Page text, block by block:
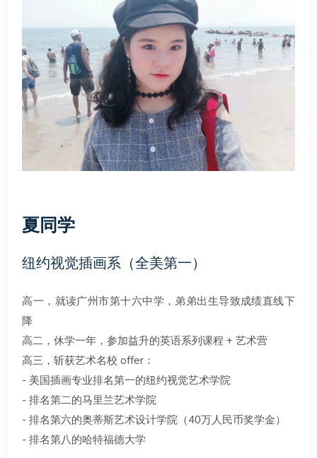
联系我们
夏同学
纽约视觉插画系（全美第一）
高一，就读广州市第十六中学，弟弟出生导致成绩直线下
降
高二，休学一年，参加益升的英语系列课程 + 艺术营
高三，斩获艺术名校 offer：
- 美国插画专业排名第一的纽约视觉艺术学院
- 排名第二的马里兰艺术学院
- 排名第六的奥蒂斯艺术设计学院（40万人民币奖学金）
- 排名第八的哈特福德大学